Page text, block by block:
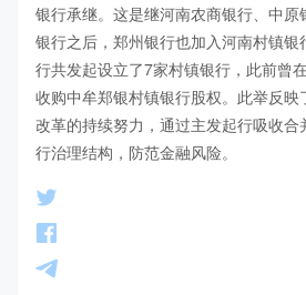
银行承继。这是继河南农商银行、中
银行之后，郑州银行也加入河南村镇银
行共发起设立了7家村镇银行，此前曾
收购中牟郑银村镇银行股权。此举反
改革的持续努力，通过主发起行吸收合
行治理结构，防范金融风险。